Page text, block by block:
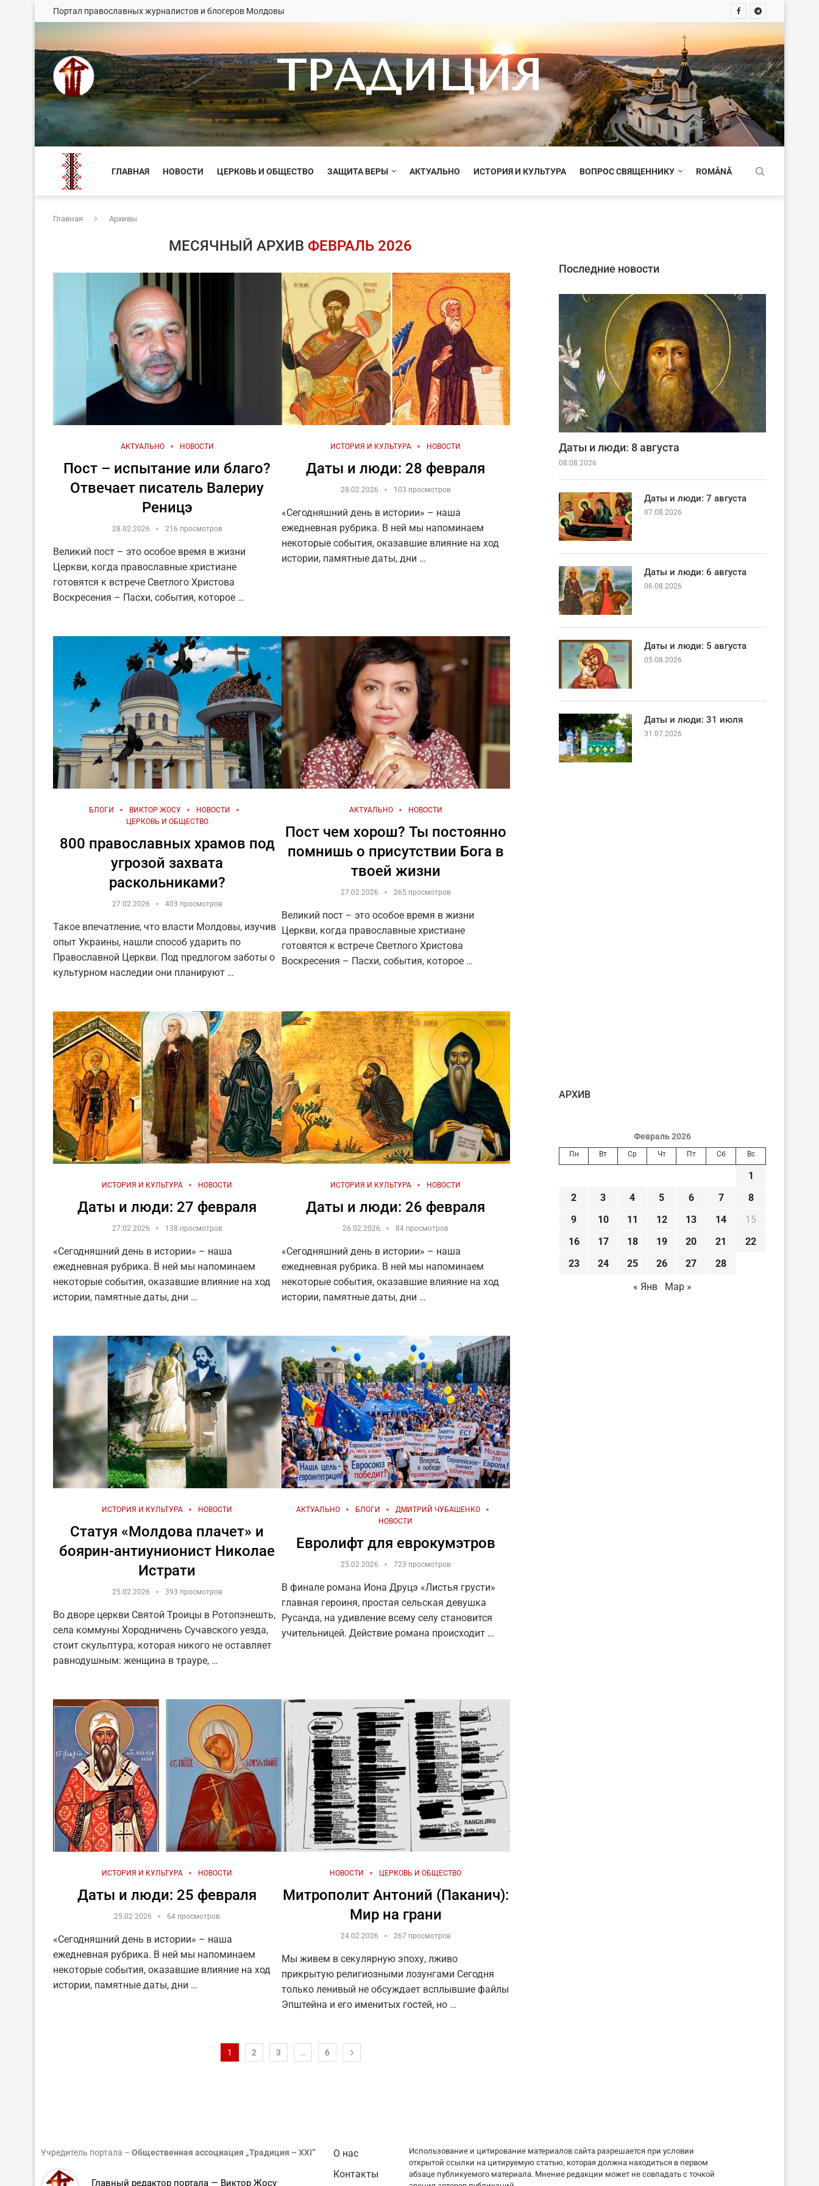
Портал православных журналистов и блогеров Молдовы
ТРАДИЦИЯ
ГЛАВНАЯ НОВОСТИ ЦЕРКОВЬ И ОБЩЕСТВО ЗАЩИТА ВЕРЫ АКТУАЛЬНО ИСТОРИЯ И КУЛЬТУРА ВОПРОС СВЯЩЕННИКУ ROMÂNĂ
Главная Архивы
МЕСЯЧНЫЙ АРХИВ ФЕВРАЛЬ 2026
АКТУАЛЬНО НОВОСТИ
Пост – испытание или благо?
Отвечает писатель Валериу
Реницэ
28.02.2026 216 просмотров
Великий пост – это особое время в жизни
Церкви, когда православные христиане
готовятся к встрече Светлого Христова
Воскресения – Пасхи, события, которое …
ИСТОРИЯ И КУЛЬТУРА НОВОСТИ
Даты и люди: 28 февраля
28.02.2026 103 просмотров
«Сегодняшний день в истории» – наша
ежедневная рубрика. В ней мы напоминаем
некоторые события, оказавшие влияние на ход
истории, памятные даты, дни …
БЛОГИ ВИКТОР ЖОСУ
НОВОСТИ
ЦЕРКОВЬ И ОБЩЕСТВО
800 православных храмов под
угрозой захвата
раскольниками?
27.02.2026 403 просмотров
Такое впечатление, что власти Молдовы, изучив
опыт Украины, нашли способ ударить по
Православной Церкви. Под предлогом заботы о
культурном наследии они планируют …
АКТУАЛЬНО НОВОСТИ
Пост чем хорош? Ты постоянно
помнишь о присутствии Бога в
твоей жизни
27.02.2026 265 просмотров
Великий пост – это особое время в жизни
Церкви, когда православные христиане
готовятся к встрече Светлого Христова
Воскресения – Пасхи, события, которое …
ИСТОРИЯ И КУЛЬТУРА НОВОСТИ
Даты и люди: 27 февраля
27.02.2026 138 просмотров
«Сегодняшний день в истории» – наша
ежедневная рубрика. В ней мы напоминаем
некоторые события, оказавшие влияние на ход
истории, памятные даты, дни …
ИСТОРИЯ И КУЛЬТУРА НОВОСТИ
Даты и люди: 26 февраля
26.02.2026 84 просмотров
«Сегодняшний день в истории» – наша
ежедневная рубрика. В ней мы напоминаем
некоторые события, оказавшие влияние на ход
истории, памятные даты, дни …
ИСТОРИЯ И КУЛЬТУРА НОВОСТИ
Статуя «Молдова плачет» и
боярин-антиунионист Николае
Истрати
25.02.2026 393 просмотров
Во дворе церкви Святой Троицы в Ротопэнешть,
села коммуны Хородничень Сучавского уезда,
стоит скульптура, которая никого не оставляет
равнодушным: женщина в трауре, …
АКТУАЛЬНО БЛОГИ
ДМИТРИЙ ЧУБАШЕНКО
НОВОСТИ
Евролифт для еврокумэтров
25.02.2026 723 просмотров
В финале романа Иона Друцэ «Листья грусти»
главная героиня, простая сельская девушка
Русанда, на удивление всему селу становится
учительницей. Действие романа происходит …
ИСТОРИЯ И КУЛЬТУРА НОВОСТИ
Даты и люди: 25 февраля
25.02.2026 64 просмотров
«Сегодняшний день в истории» – наша
ежедневная рубрика. В ней мы напоминаем
некоторые события, оказавшие влияние на ход
истории, памятные даты, дни …
НОВОСТИ ЦЕРКОВЬ И ОБЩЕСТВО
Митрополит Антоний (Паканич):
Мир на грани
24.02.2026 267 просмотров
Мы живем в секулярную эпоху, лживо
прикрытую религиозными лозунгами Сегодня
только ленивый не обсуждает всплывшие файлы
Эпштейна и его именитых гостей, но …
1 2 3 … 6
Последние новости
Даты и люди: 8 августа
08.08.2026
Даты и люди: 7 августа
07.08.2026
Даты и люди: 6 августа
06.08.2026
Даты и люди: 5 августа
05.08.2026
Даты и люди: 31 июля
31.07.2026
AРХИВ
Февраль 2026
Пн Вт Ср Чт Пт Сб Вс
1
2
3 4 5 6 7
8
9
10 11 12 13 14
15
16
17 18 19 20 21
22
23
24 25 26 27
28
« Янв
Мар »
Учредитель портала – Общественная ассоциация „Традиция – XXI”
Главный редактор портала — Виктор Жосу
О нас
Контакты
Использование и цитирование материалов сайта разрешается при условии
открытой ссылки на цитируемую статью, которая должна находиться в первом
абзаце публикуемого материала. Мнение редакции может не совпадать с точкой